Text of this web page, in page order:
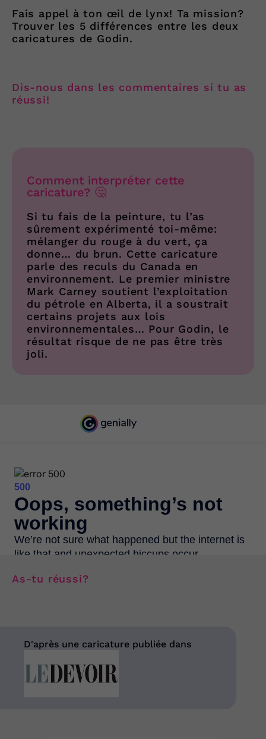
Fais appel à ton œil de lynx! Ta mission?
Trouver les 5 différences entre les deux
caricatures de Godin.
Dis-nous dans les commentaires si tu as
réussi!
Comment interpréter cette
caricature? 🤔
Si tu fais de la peinture, tu l’as
sûrement expérimenté toi-même:
mélanger du rouge à du vert, ça
donne… du brun. Cette caricature
parle des reculs du Canada en
environnement. Le premier ministre
Mark Carney soutient l’exploitation
du pétrole en Alberta, il a soustrait
certains projets aux lois
environnementales… Pour Godin, le
résultat risque de ne pas être très
joli.
As-tu réussi?
D'après une caricature publiée dans